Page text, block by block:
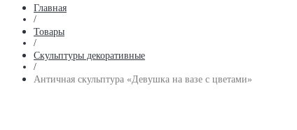
Главная
/
Товары
/
Скульптуры декоративные
/
Античная скульптура «Девушка на вазе с цветами»